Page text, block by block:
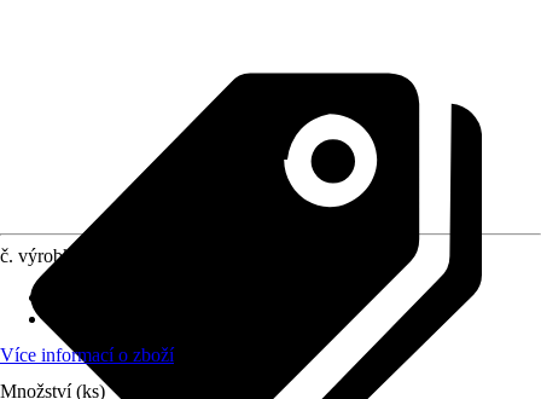
č. výrobku
Více informací o zboží
Množství (ks)